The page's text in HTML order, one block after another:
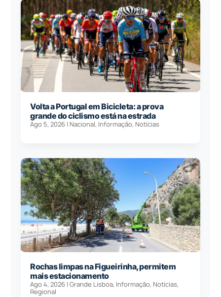
Volta a Portugal em Bicicleta: a prova
grande do ciclismo está na estrada
Ago 5, 2026 | Nacional, Informação, Notícias
Rochas limpas na Figueirinha, permitem
mais estacionamento
Ago 4, 2026 |Grande Lisboa, Informação, Notícias,
Regional